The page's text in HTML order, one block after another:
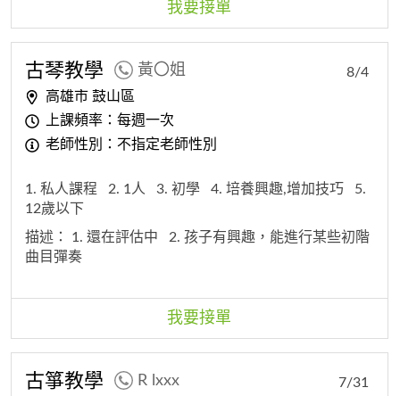
我要接單
古琴教學 黃〇姐
高雄市 鼓山區
上課頻率：每週一次
老師性別：不指定老師性別
8/4
1. 私人課程 2. 1人 3. 初學 4. 培養興趣,增加技巧
5.
12歲以下
描述： 1. 還在評估中
2. 孩子有興趣，能進行某些初階
曲目彈奏
我要接單
古箏教學 R lxxx 7/31